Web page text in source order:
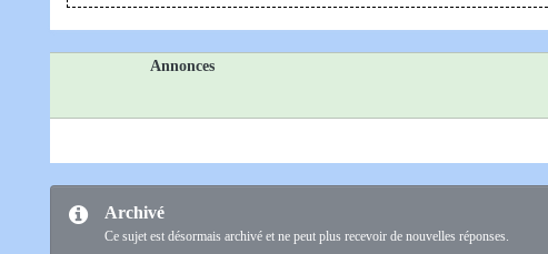
Annonces
Archivé
Ce sujet est désormais archivé et ne peut plus recevoir de nouvelles réponses.